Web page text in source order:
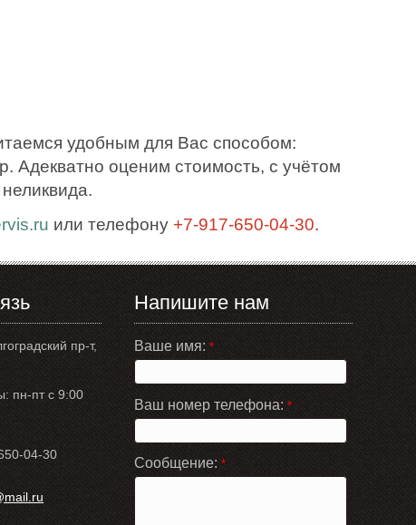
удобным для Вас способом:
Адекватно оценим стоимость, с учётом
или телефону +7-917-650-04-30.
пр-т,
пн-пт с 9:00
04-30
Напишите нам
Ваше имя: *
Ваш номер телефона: *
Сообщение: *